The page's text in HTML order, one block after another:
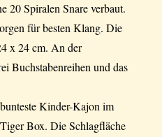
20 Spiralen Snare verbaut.
für besten Klang. Die
x 24 cm. An der
Buchstabenreihen und das
Kinder-Kajon im
Box. Die Schlagfläche